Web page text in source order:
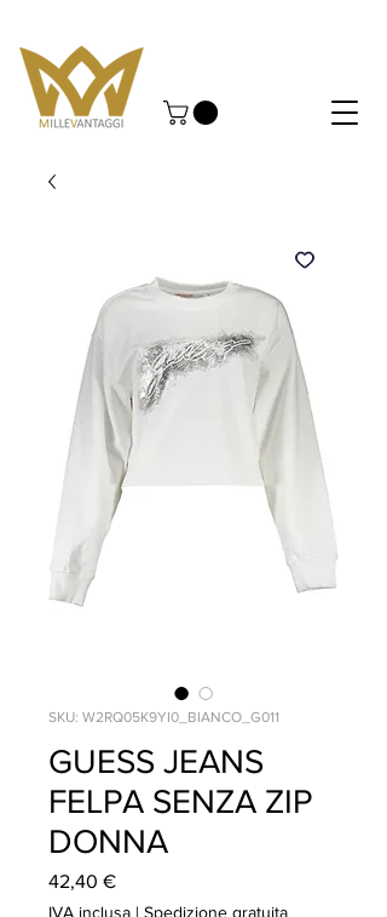
SKU: W2RQ05K9YI0_BIANCO_G011
GUESS JEANS
FELPA SENZA ZIP
DONNA
42,40 €Prezzo
IVA inclusa | Spedizione gratuita